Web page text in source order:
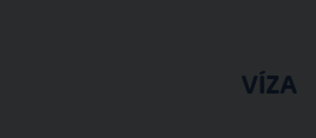
VÍZA